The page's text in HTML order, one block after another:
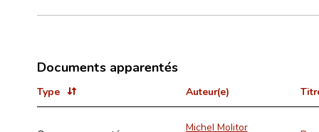
Documents apparentés
Type Auteur(e)
Michel Molitor